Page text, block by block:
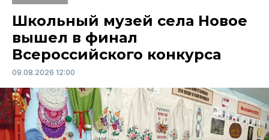
Школьный музей села Новое
вышел в финал
Всероссийского конкурса
09.08.2026 12:00